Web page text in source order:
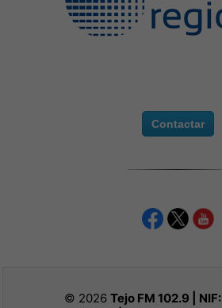
Contactar
© 2026 Tejo FM 102.9 | NIF: